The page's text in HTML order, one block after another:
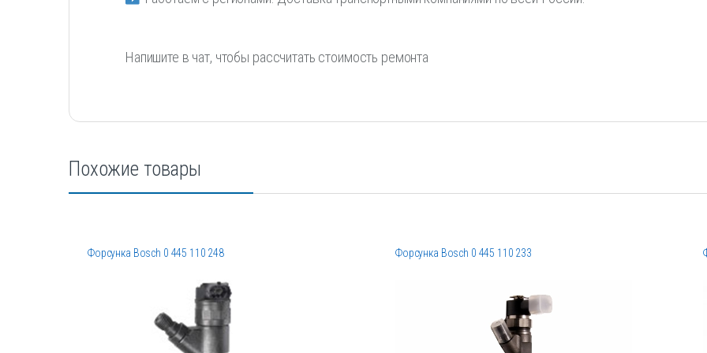
Напишите в чат, чтобы рассчитать стоимость ремонта
Похожие товары
Форсунка Bosch 0 445 110 248 Форсунка Bosch 0 445 110 233